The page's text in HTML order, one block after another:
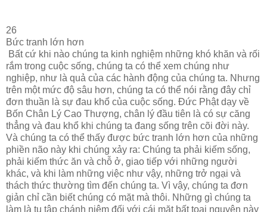
26
Bức tranh lớn hơn
Bất cứ khi nào chúng ta kinh nghiệm những khó khăn và rối
rắm trong cuộc sống, chúng ta có thể xem chúng như
nghiệp, như là quả của các hành động của chúng ta. Nhưng
trên một mức độ sâu hơn, chúng ta có thể nói rằng đây chỉ
đơn thuần là sự đau khổ của cuộc sống. Đức Phật dạy về
Bốn Chân Lý Cao Thượng, chân lý đầu tiên là có sự căng
thẳng và đau khổ khi chúng ta đang sống trên cõi đời này.
Và chúng ta có thể thấy được bức tranh lớn hơn của những
phiền não này khi chúng xảy ra: Chúng ta phải kiếm sống,
phải kiếm thức ăn và chỗ ở, giao tiếp với những người
khác, và khi làm những việc như vậy, những trở ngại và
thách thức thường tìm đến chúng ta. Vì vậy, chúng ta đơn
giản chỉ cần biết chúng có mặt mà thôi. Những gì chúng ta
làm là tu tập chánh niệm đối với cái mặt bất toại nguyện này